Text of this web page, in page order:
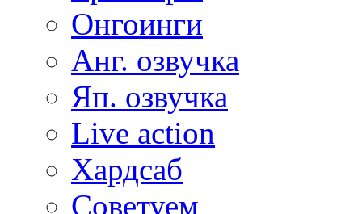
Онгоинги
Анг. озвучка
Яп. озвучка
Live action
Хардсаб
Советуем